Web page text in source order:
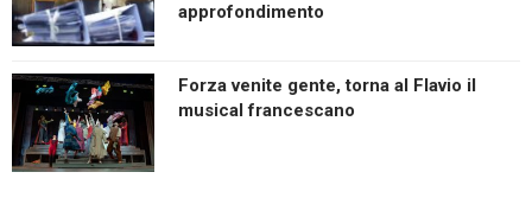
approfondimento
Forza venite gente, torna al Flavio il
musical francescano